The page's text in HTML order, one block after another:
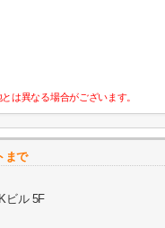
は異なる場合がございます。
まで
ビル 5F